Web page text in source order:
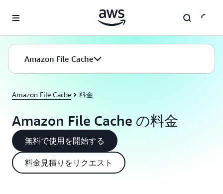
Amazon File Cache
Amazon File Cache 料金
Amazon File Cache の料金
無料で使用を開始する
料金見積りをリクエスト